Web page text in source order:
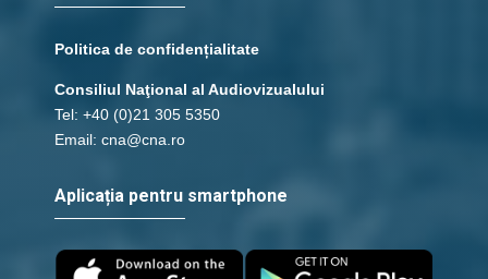
Politica de confidențialitate
Consiliul Naţional al Audiovizualului
Tel: +40 (0)21 305 5350
Email: cna@cna.ro
Aplicația pentru smartphone